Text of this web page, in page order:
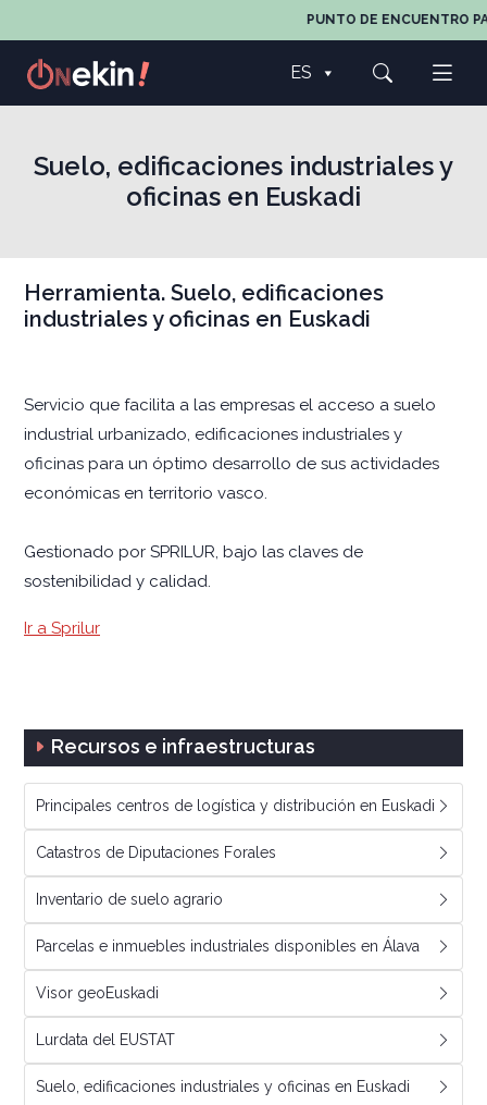
PUNTO DE ENCUENTRO
ES
Suelo, edificaciones industriales y
oficinas en Euskadi
Herramienta. Suelo, edificaciones
industriales y oficinas en Euskadi
Servicio que facilita a las empresas el acceso a suelo
industrial urbanizado, edificaciones industriales y
oficinas para un óptimo desarrollo de sus actividades
económicas en territorio vasco.
Gestionado por SPRILUR, bajo las claves de
sostenibilidad y calidad.
Ir a Sprilur
Recursos e infraestructuras
Principales centros de logística y distribución en Euskadi
Catastros de Diputaciones Forales
Inventario de suelo agrario
Parcelas e inmuebles industriales disponibles en Álava
Visor geoEuskadi
Lurdata del EUSTAT
Suelo, edificaciones industriales y oficinas en Euskadi